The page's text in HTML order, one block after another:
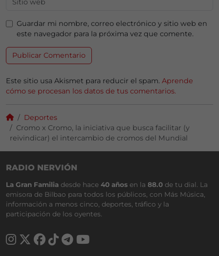
Guardar mi nombre, correo electrónico y sitio web en
este navegador para la próxima vez que comente.
Este sitio usa Akismet para reducir el spam. Aprende
cómo se procesan los datos de tus comentarios.
Deportes
Cromo x Cromo, la iniciativa que busca facilitar (y
reivindicar) el intercambio de cromos del Mundial
RADIO NERVIÓN
La Gran Familia desde hace 40 años en la 88.0 de tu dial. La
emisora de Bilbao para todos los públicos, con Más Música,
información a menos cinco, deportes, tráfico y la
participación de los oyentes.